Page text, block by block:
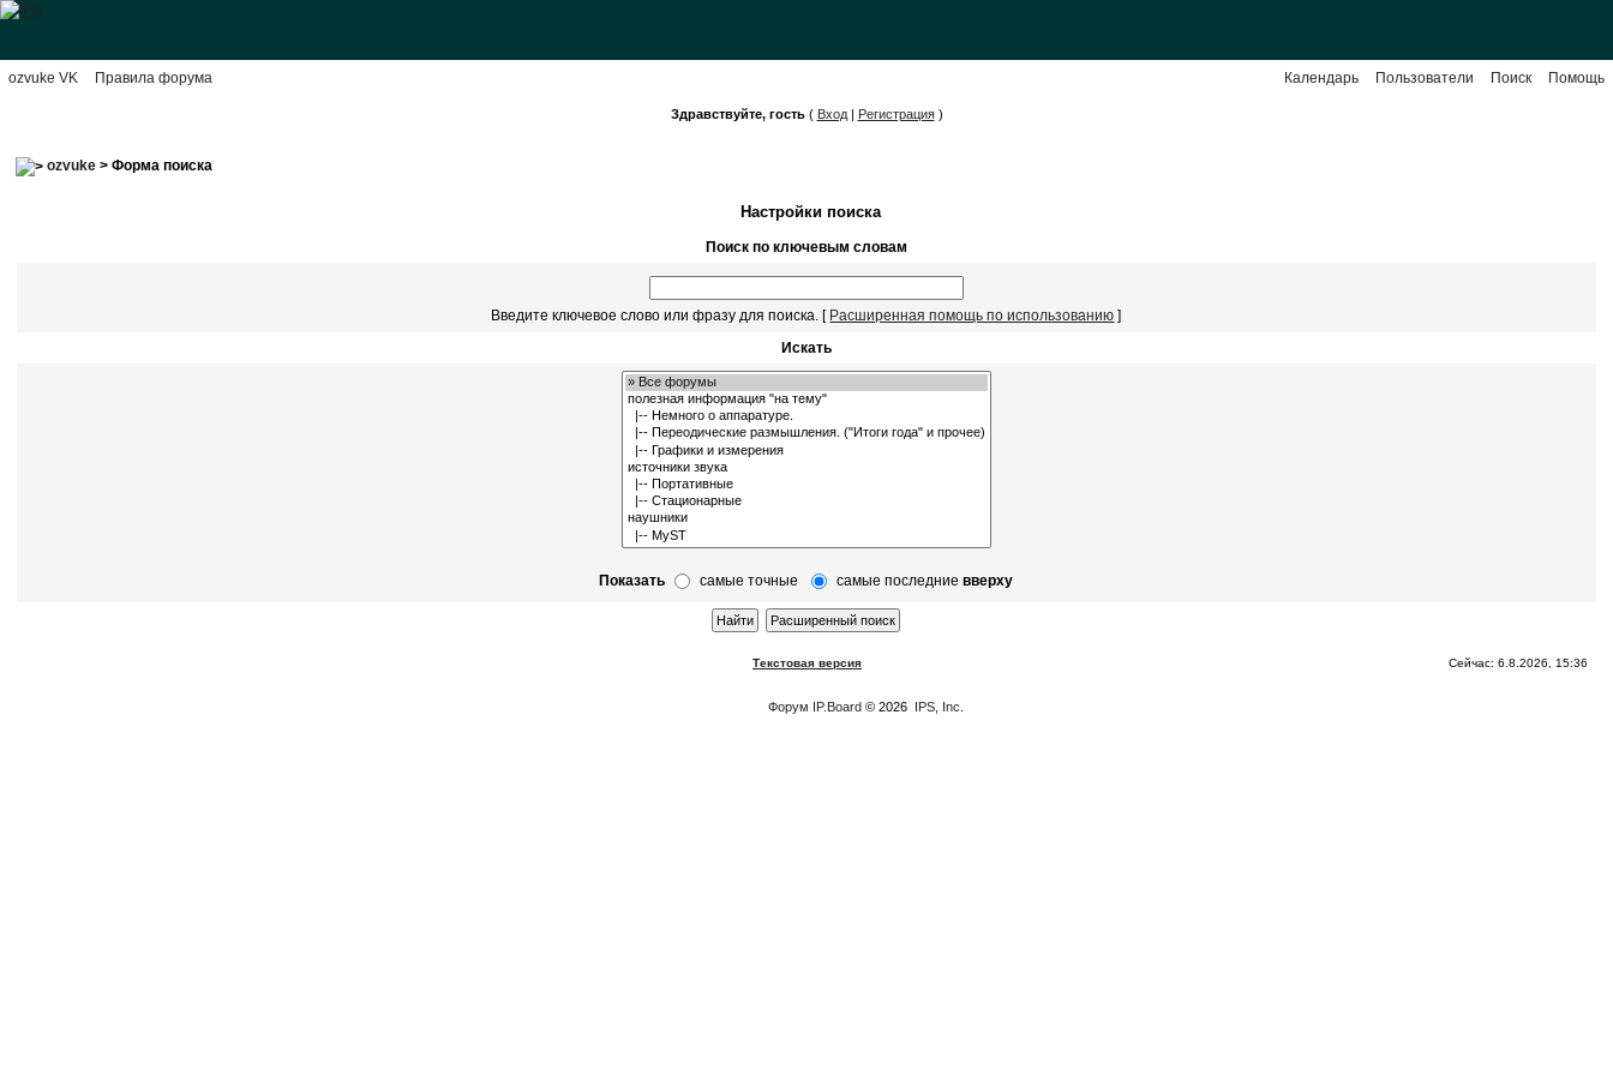
ozvuke VK Правила форума Помощь
Поиск
Пользователи
Календарь
Здравствуйте, гость( Вход| Регистрация)
ozvuke > Форма поиска
Настройки поиска
Поиск по ключевым словам
Введите ключевое слово или фразу для поиска. [ Расширенная помощь по использованию ]
Искать
Показать самые точные самые последниевверху
Текстовая версия Сейчас: 6.8.2026, 15:36
Форум IP.Board © 2026 IPS, Inc